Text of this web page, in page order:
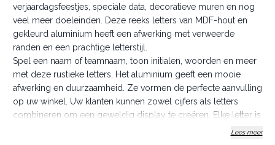
verjaardagsfeestjes, speciale data, decoratieve muren en nog
veel meer doeleinden. Deze reeks letters van MDF-hout en
gekleurd aluminium heeft een afwerking met verweerde
randen en een prachtige letterstijl.
Spel een naam of teamnaam, toon initialen, woorden en meer
met deze rustieke letters. Het aluminium geeft een mooie
afwerking en duurzaamheid. Ze vormen de perfecte aanvulling
op uw winkel. Uw klanten kunnen zowel cijfers als letters
combineren om een geweldig display te creëren. Elke letter is
met de hand gemaakt, lichtgewicht, verkocht in een pakket van
Lees meer